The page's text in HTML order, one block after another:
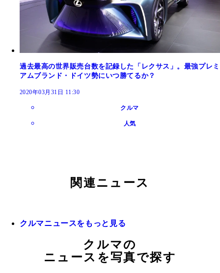
過去最高の世界販売台数を記録した「レクサス」。最強プレミ
アムブランド・ドイツ勢にいつ勝てるか？
2020年03月31日 11:30
クルマ
人気
関連ニュース
クルマニュースをもっと見る
クルマの
ニュースを写真で探す